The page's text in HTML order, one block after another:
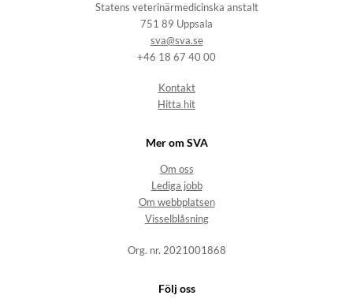
Statens veterinärmedicinska anstalt
751 89 Uppsala
sva@sva.se
+46 18 67 40 00
Kontakt
Hitta hit
Mer om SVA
Om oss
Lediga jobb
Om webbplatsen
Visselblåsning
Org. nr. 2021001868
Följ oss